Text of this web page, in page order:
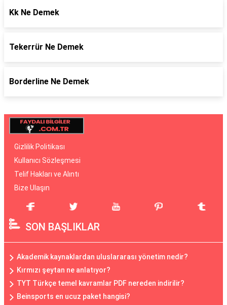
Kk Ne Demek
Tekerrür Ne Demek
Borderline Ne Demek
Gizlilik Politikası
Kullanıcı Sözleşmesi
Telif Hakları ve Alıntı
Bize Ulaşın
SON BAŞLIKLAR
Akademik kaynaklardan uluslararası yönetim nedir?
Kırmızı şeytan ne anlatıyor?
TYT Türkçe temel kavramlar PDF nereden indirilir?
Beinsports en ucuz paket hangisi?